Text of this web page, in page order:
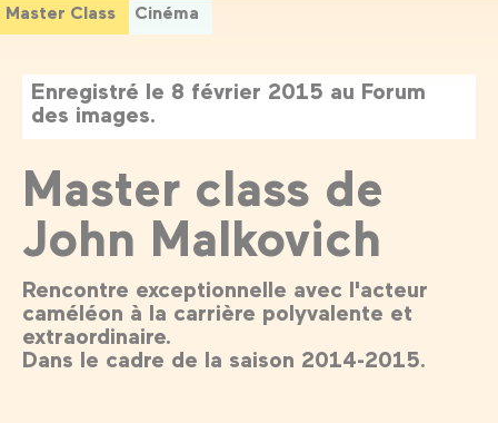
Master Class
Cinéma
Enregistré le 8 février 2015 au Forum
des images.
Master class de
John Malkovich
Rencontre exceptionnelle avec l'acteur
caméléon à la carrière polyvalente et
extraordinaire.
Dans le cadre de la saison 2014-2015.